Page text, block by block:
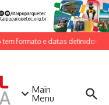
formato e datas definidos pela
Main
Menu